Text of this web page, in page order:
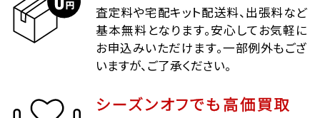
査定料や宅配キット配送料、出張料など
基本無料となります。安心してお気軽に
お申込みいただけます。一部例外もござ
いますが、ご了承ください。
シーズンオフでも高価買取